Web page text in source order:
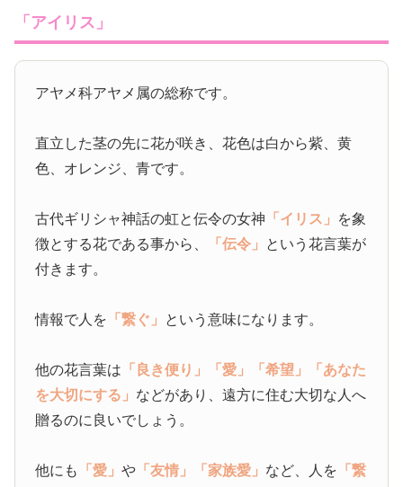
「アイリス」
アヤメ科アヤメ属の総称です。
直立した茎の先に花が咲き、花色は白から紫、黄
色、オレンジ、青です。
古代ギリシャ神話の虹と伝令の女神 「イリス」 を象
徴とする花である事から、
「伝令」 という花言葉が
付きます。
情報で人を 「繋ぐ」 という意味になります。
他の花言葉は 「良き便り」 「愛」 「希望」
「あなた
を大切にする」 などがあり、遠方に住む大切な人へ
贈るのに良いでしょう。
他にも 「愛」や 「友情」 「家族愛」 など、人を 「繋